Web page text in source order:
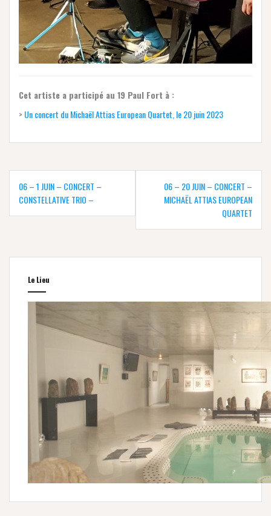
Cet artiste a participé au 19 Paul Fort à :
> Un concert du Michaël Attias European Quartet, le 20 juin 2023
Navigation
l’article
06 – 1 JUIN – CONCERT –
CONSTELLATIVE TRIO –
06 – 20 JUIN – CONCERT –
MICHAËL ATTIAS EUROPEAN
QUARTET
Le Lieu